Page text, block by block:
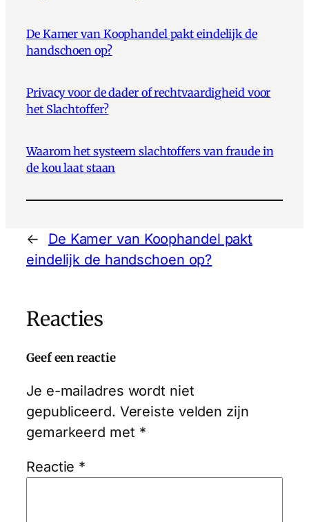
De Kamer van Koophandel pakt eindelijk de
handschoen op?
Privacy voor de dader of rechtvaardigheid voor
het Slachtoffer?
Waarom het systeem slachtoffers van fraude in
de kou laat staan
←
De Kamer van Koophandel pakt
eindelijk de handschoen op?
Reacties
Geef een reactie
Je e-mailadres wordt niet
gepubliceerd. Vereiste velden zijn
gemarkeerd met *
Reactie *